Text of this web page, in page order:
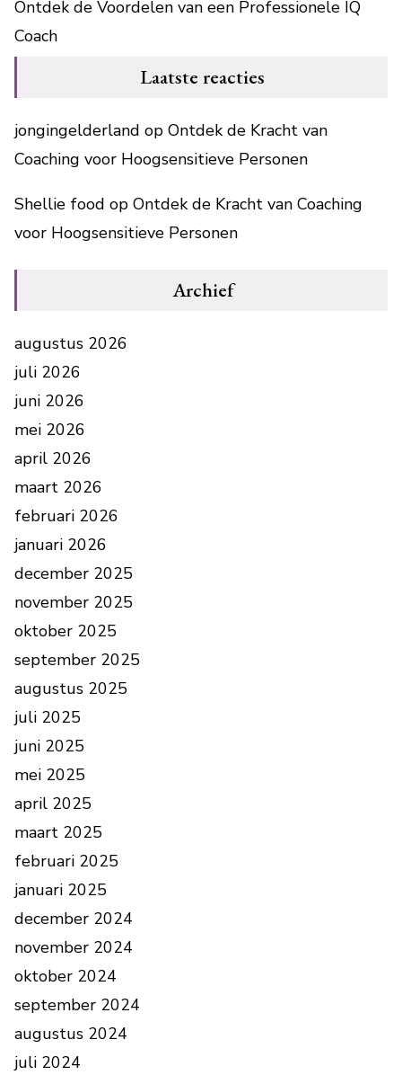
Ontdek de Voordelen van een Professionele IQ
Coach
Laatste reacties
jongingelderland op Ontdek de Kracht van
Coaching voor Hoogsensitieve Personen
Shellie food op Ontdek de Kracht van Coaching
voor Hoogsensitieve Personen
Archief
augustus 2026
juli 2026
juni 2026
mei 2026
april 2026
maart 2026
februari 2026
januari 2026
december 2025
november 2025
oktober 2025
september 2025
augustus 2025
juli 2025
juni 2025
mei 2025
april 2025
maart 2025
februari 2025
januari 2025
december 2024
november 2024
oktober 2024
september 2024
augustus 2024
juli 2024